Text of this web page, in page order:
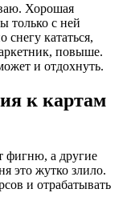
Хорошая
только с ней
кататься,
повыше.
и отдохнуть.
к картам
фигню, а другие
это жутко злило.
и отрабатывать